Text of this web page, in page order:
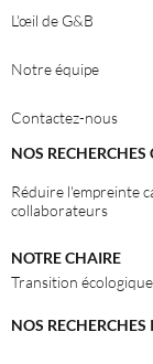
L'œil de G&B
Notre équipe
Contactez-nous
NOS
Réduire l'empreinte
collaborateurs
NOTRE CHAIRE
Transition
NOS